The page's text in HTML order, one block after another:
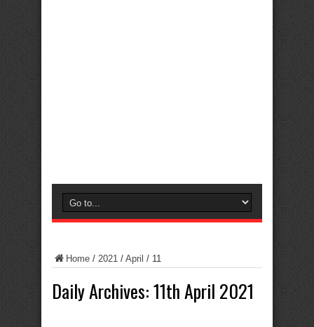
Home / 2021 / April / 11
Daily Archives:11th April 2021